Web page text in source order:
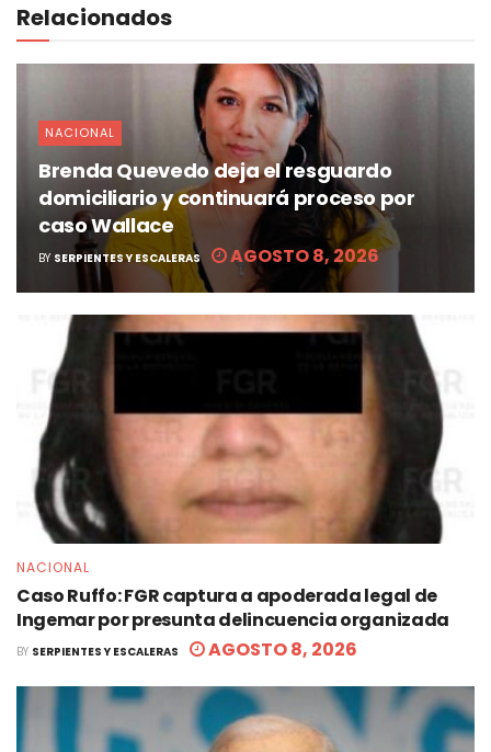
Relacionados
NACIONAL
Brenda Quevedo deja el resguardo
domiciliario y continuará proceso por
caso Wallace
BY SERPIENTES Y ESCALERAS AGOSTO 8, 2026
NACIONAL
Caso Ruffo: FGR captura a apoderada legal de
Ingemar por presunta delincuencia organizada
BY SERPIENTES Y ESCALERAS AGOSTO 8, 2026